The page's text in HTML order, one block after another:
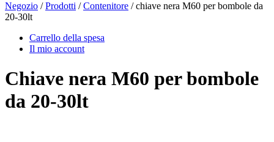
Prodotti chimici(267)
Negozio /Prodotti /Contenitore / chiave nera M60 per bombole da
20-30lt
Carrello della spesa
Il mio account
Chiave nera M60 per bombole
da 20-30lt